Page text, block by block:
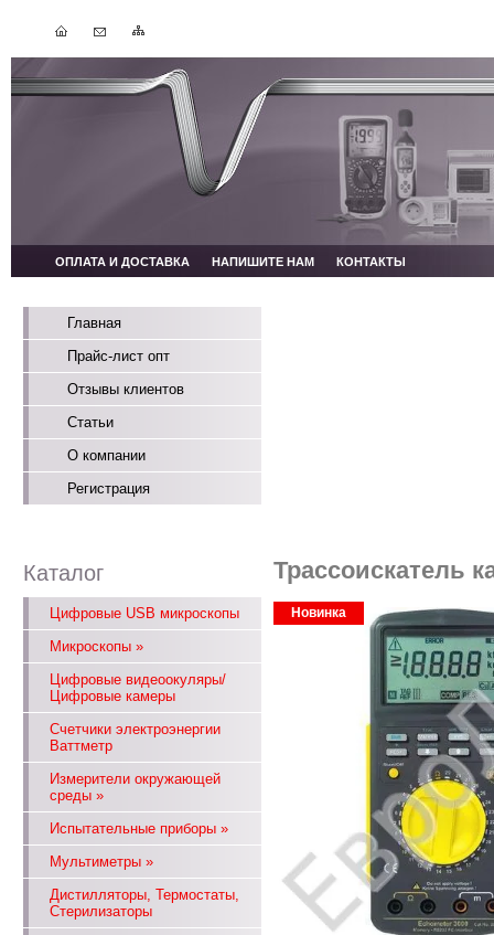
ОПЛАТА И ДОСТАВКА НАПИШИТЕ НАМ КОНТАКТЫ
Главная
Прайс-лист опт
Отзывы клиентов
Статьи
О компании
Регистрация
Каталог
Цифровые USB микроскопы
Микроскопы»
Цифровые видеоокуляры/
Цифровые камеры
Счетчики электроэнергии
Ваттметр
Измерители окружающей
среды»
Испытательные приборы»
Мультиметры»
Дистилляторы, Термостаты,
Стерилизаторы
Трассоискатель
Новинка